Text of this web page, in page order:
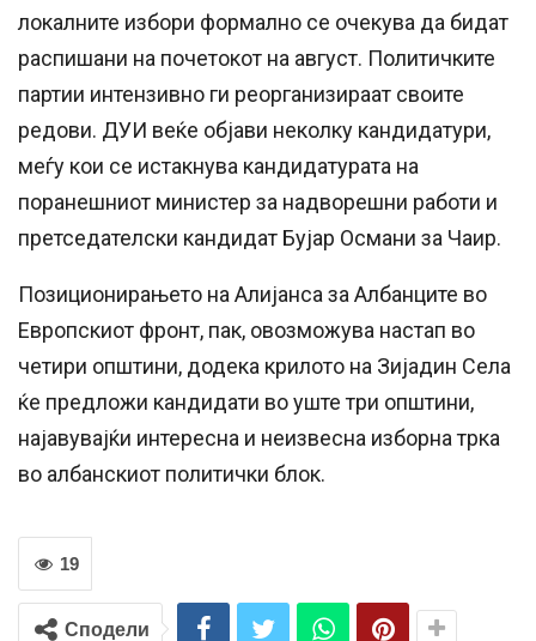
локалните избори формално се очекува да бидат
распишани на почетокот на август. Политичките
партии интензивно ги реорганизираат своите
редови. ДУИ веќе објави неколку кандидатури,
меѓу кои се истакнува кандидатурата на
поранешниот министер за надворешни работи и
претседателски кандидат Бујар Османи за Чаир.
Позиционирањето на Алијанса за Албанците во
Европскиот фронт, пак, овозможува настап во
четири општини, додека крилото на Зијадин Села
ќе предложи кандидати во уште три општини,
најавувајќи интересна и неизвесна изборна трка
во албанскиот политички блок.
19
Сподели